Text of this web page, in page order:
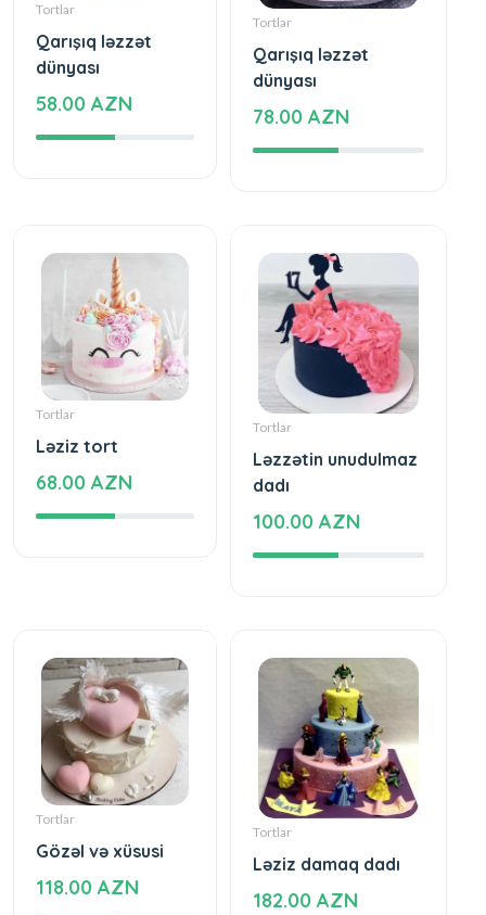
Tortlar
Qarışıq ləzzət
dünyası
58.00 AZN
Tortlar
Qarışıq ləzzət
dünyası
78.00 AZN
Tortlar
Ləziz tort
68.00 AZN
Tortlar
Ləzzətin unudulmaz
dadı
100.00 AZN
Tortlar
Gözəl və xüsusi
118.00 AZN
Tortlar
Ləziz damaq dadı
182.00 AZN